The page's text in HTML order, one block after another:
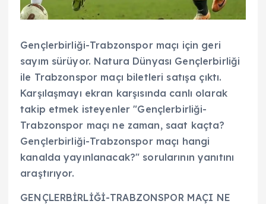
Gençlerbirliği-Trabzonspor maçı için geri
sayım sürüyor. Natura Dünyası Gençlerbirliği
ile Trabzonspor maçı biletleri satışa çıktı.
Karşılaşmayı ekran karşısında canlı olarak
takip etmek isteyenler "Gençlerbirliği-
Trabzonspor maçı ne zaman, saat kaçta?
Gençlerbirliği-Trabzonspor maçı hangi
kanalda yayınlanacak?" sorularının yanıtını
araştırıyor.
GENÇLERBİRLİĞİ-TRABZONSPOR MAÇI NE